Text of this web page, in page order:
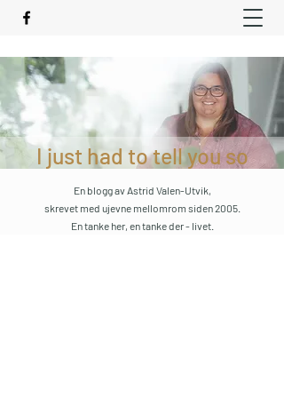
I just had to tell you so
En blogg av Astrid Valen-Utvik,
skrevet med ujevne mellomrom siden 2005.
En tanke her, en tanke der - livet.